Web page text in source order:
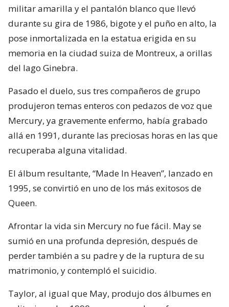
militar amarilla y el pantalón blanco que llevó
durante su gira de 1986, bigote y el puño en alto, la
pose inmortalizada en la estatua erigida en su
memoria en la ciudad suiza de Montreux, a orillas
del lago Ginebra.
Pasado el duelo, sus tres compañeros de grupo
produjeron temas enteros con pedazos de voz que
Mercury, ya gravemente enfermo, había grabado
allá en 1991, durante las preciosas horas en las que
recuperaba alguna vitalidad.
El álbum resultante, “Made In Heaven”, lanzado en
1995, se convirtió en uno de los más exitosos de
Queen.
Afrontar la vida sin Mercury no fue fácil. May se
sumió en una profunda depresión, después de
perder también a su padre y de la ruptura de su
matrimonio, y contempló el suicidio.
Taylor, al igual que May, produjo dos álbumes en